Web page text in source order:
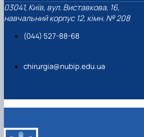
03041, Київ, вул. Виставкова, 16,
навчальний корпус 12, кімн. № 208
(044) 527-88-68
chirurgia@nubip.edu.ua